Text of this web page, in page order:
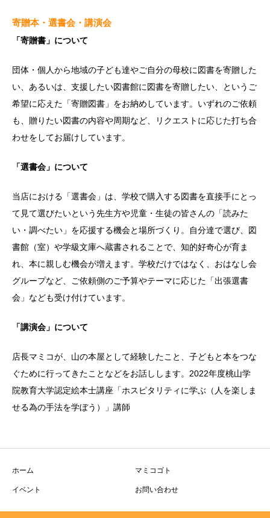
寄贈本・選書会・講演会
「寄贈書」について
団体・個人から地域の子ども達やご自分の母校に図書を寄贈した
い、あるいは、支援したい図書館に図書を寄贈したい、というご
希望に応えた「寄贈図書」をお納めしています。いずれのご依頼
も、贈りたい図書の内容や周期など、リクエストに応じた打ち合
わせをしてお届けしています。
「選書会」について
当店における「選書会」は、学校で購入する図書を直接手にとっ
て見て選びたいという先生方や児童・生徒の皆さんの「読みた
い・調べたい」を応援する機会と場所づくり。自分達で選び、図
書館（室）や学級文庫へ蔵書されることで、知的好奇心が育ま
れ、本に親しむ機会が増えます。学校だけではなく、おはなし会
グループなど、ご依頼側のご予算やテーマに応じた「出張選書
会」なども受け付けています。
「講演会」について
店長マミコが、山の本屋として経験したこと、子どもと本をつな
ぐために行ってきたことなどをお話しします。2022年度桃山学
院教育大学認定絵本士講座「ホスピタリティに学ぶ（人を楽しま
せる為の手法を学ぼう）」講師
ホーム マミコゴト
イベント お問い合わせ